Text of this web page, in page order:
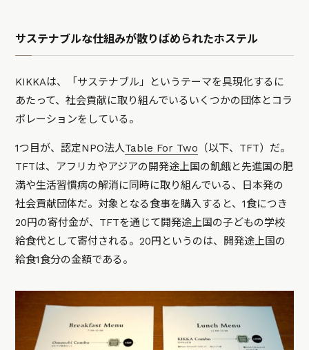
サステナブルな仕組みが散りばめられたホステル
KIKKAは、「サステナブル」というテーマを具現化するに
あたって、社会貢献に取り組んでいるいくつかの団体とコラ
ボレーションをしている。
1つ目が、認定NPO法人Table For Two （以下、TFT）だ。
TFTは、アフリカやアジアの開発途上国の飢餓と先進国の肥
満や生活習慣病の解消に同時に取り組んでいる、日本発の
社会貢献団体だ。対象となる食事を購入すると、1食につき
20円の寄付金が、TFTを通じて開発途上国の子どもの学校
給食代として寄付される。20円というのは、開発途上国の
給食1食分の金額である。